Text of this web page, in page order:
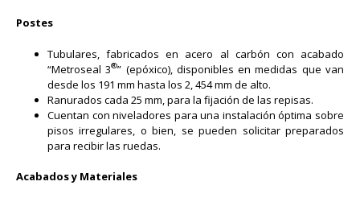
Postes
Tubulares, fabricados en acero al carbón con acabado
“Metroseal 3®” (epóxico), disponibles en medidas que van
desde los 191 mm hasta los 2, 454 mm de alto.
Ranurados cada 25 mm, para la fijación de las repisas.
Cuentan con niveladores para una instalación óptima sobre
pisos irregulares, o bien, se pueden solicitar preparados
para recibir las ruedas.
Acabados y Materiales